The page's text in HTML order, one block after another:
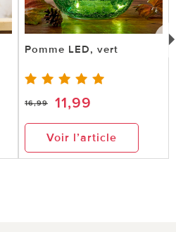
Pomme LED, vert
16,99 11,99
Voir l’article